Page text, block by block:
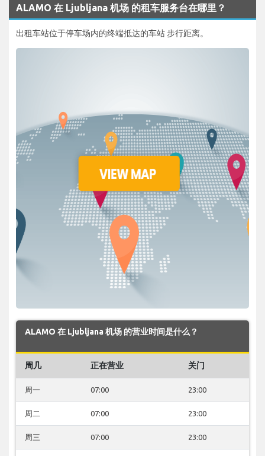
ALAMO 在 Ljubljana 机场 的租车服务台在哪里？
出租车站位于停车场内的终端抵达的车站 步行距离。
ALAMO 在 Ljubljana 机场 的营业时间是什么？
周几 正在营业 关门
周一 07:00 23:00
周二 07:00 23:00
周三 07:00 23:00